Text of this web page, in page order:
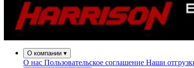
О компании ▾
О нас Пользовательское соглашение Наши